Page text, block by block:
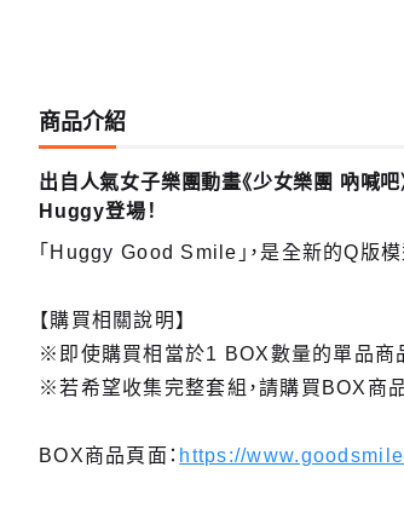
商品介紹
出自人氣女子樂團動畫《少女樂團 吶喊吧》
Huggy登場！
「Huggy Good Smile」，是全新的Q版
【購買相關說明】
※即使購買相當於1 BOX數量的單品商
※若希望收集完整套組，請購買BOX商品
BOX商品頁面： https://